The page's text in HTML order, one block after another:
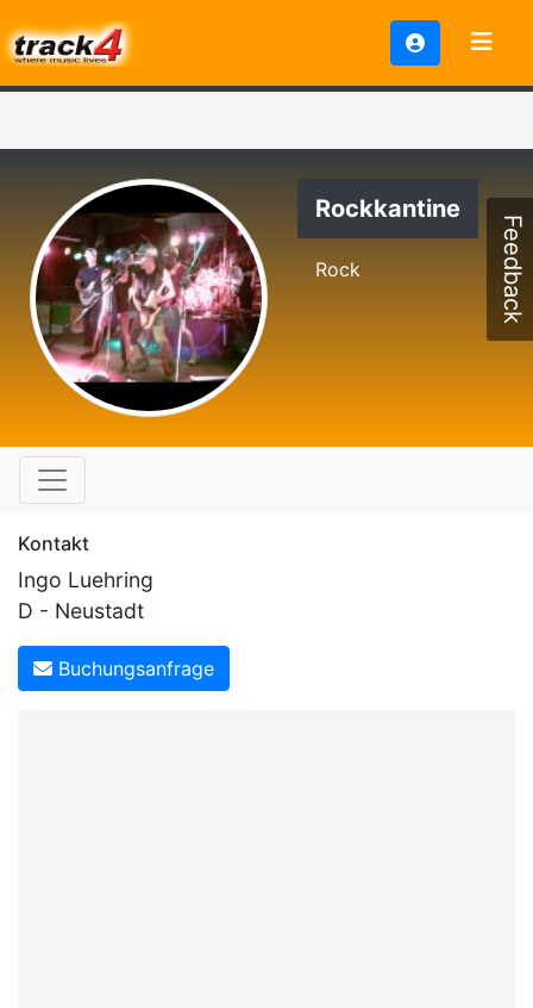
Rockkantine
Rock
Kontakt
Ingo Luehring
D - Neustadt
Buchungsanfrage
Feedback